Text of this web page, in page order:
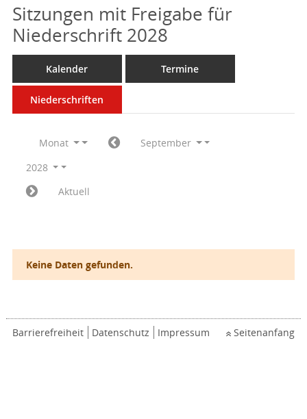
Sitzungen mit Freigabe für
Niederschrift 2028
Kalender Termine
Niederschriften
Monat
September
2028
Aktuell
Keine Daten gefunden.
Barrierefreiheit Datenschutz Impressum Seitenanfang